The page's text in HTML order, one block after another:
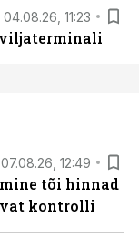
04.08.26, 11:23
viljaterminali
07.08.26, 12:49
tõi hinnad
kontrolli